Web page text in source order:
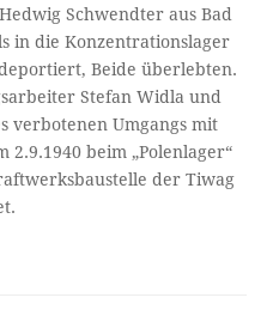
Schwendter aus Bad
in die Konzentrationslager
Beide überlebten.
Stefan Widla und
verbotenen Umgangs mit
2.9.1940 beim „Polenlager“
der Tiwag